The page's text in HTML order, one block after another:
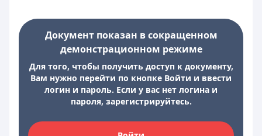
Документ показан в сокращенном
демонстрационном режиме
Для того, чтобы получить доступ к документу,
Вам нужно перейти по кнопке Войти и ввести
логин и пароль. Если у вас нет логина и
пароля, зарегистрируйтесь.